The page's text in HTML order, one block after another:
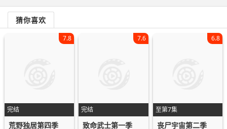
猜你喜欢
完结
7.8
荒野独居第四季
完结
7.6
致命武士第一季
至第7集
6.8
丧尸宇宙第二季